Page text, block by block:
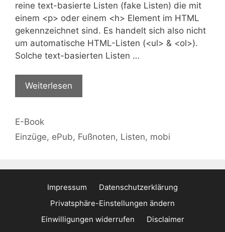
reine text-basierte Listen (fake Listen) die mit
einem <p> oder einem <h> Element im HTML
gekennzeichnet sind. Es handelt sich also nicht
um automatische HTML-Listen (<ul> & <ol>).
Solche text-basierten Listen …
Weiterlesen
Kategorien
E-Book
Schlagwörter
Einzüge, ePub, Fußnoten, Listen, mobi
Impressum
Datenschutzerklärung
Privatsphäre-Einstellungen ändern
Einwilligungen widerrufen
Disclaimer